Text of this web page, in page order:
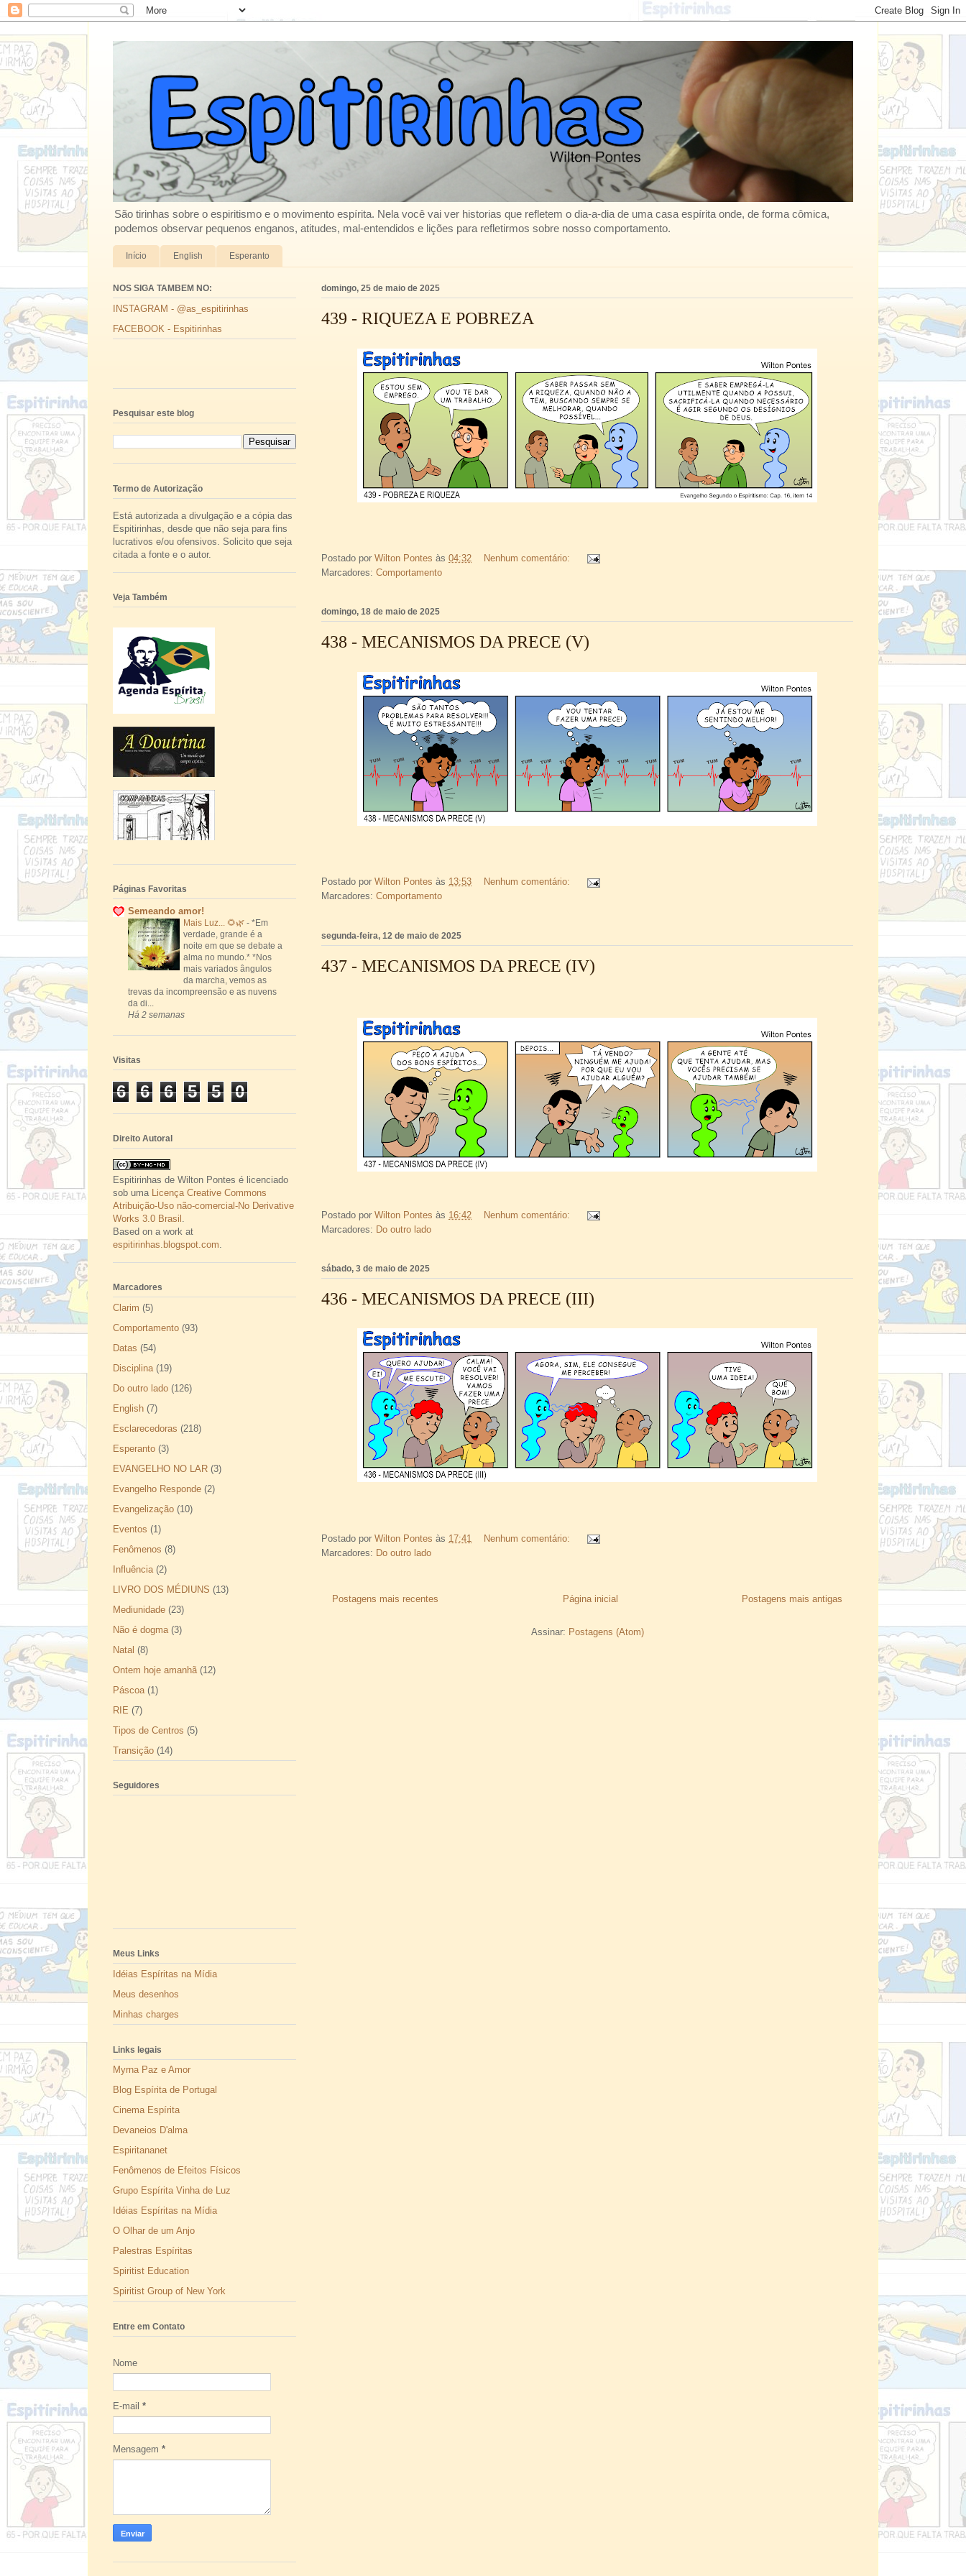
São tirinhas sobre o espiritismo e o movimento espírita. Nela você vai ver historias que refletem o dia-a-dia de uma casa espírita onde, de forma cômica,
podemos observar pequenos enganos, atitudes, mal-entendidos e lições para refletirmos sobre nosso comportamento.
Início English Esperanto
domingo, 25 de maio de 2025
439 - RIQUEZA E POBREZA
Postado por Wilton Pontes às 04:32
Nenhum comentário:
Marcadores: Comportamento
domingo, 18 de maio de 2025
438 - MECANISMOS DA PRECE (V)
Postado por Wilton Pontes às 13:53
Nenhum comentário:
Marcadores: Comportamento
segunda-feira, 12 de maio de 2025
437 - MECANISMOS DA PRECE (IV)
Postado por Wilton Pontes às 16:42
Nenhum comentário:
Marcadores: Do outro lado
sábado, 3 de maio de 2025
436 - MECANISMOS DA PRECE (III)
Postado por Wilton Pontes às 17:41
Nenhum comentário:
Marcadores: Do outro lado
Postagens mais recentes Postagens mais antigas
Página inicial
Assinar: Postagens (Atom)
NOS SIGA TAMBEM NO:
INSTAGRAM - @as_espitirinhas
FACEBOOK - Espitirinhas
Pesquisar este blog
Termo de Autorização
Está autorizada a divulgação e a cópia das
Espitirinhas, desde que não seja para fins
lucrativos e/ou ofensivos. Solicito que seja
citada a fonte e o autor.
Veja Também
Páginas Favoritas
Semeando amor!
Mais Luz... 🌻🌿 - *Em
verdade, grande é a
noite em que se debate a
alma no mundo.* *Nos
mais variados ângulos
da marcha, vemos as
trevas da incompreensão e as nuvens
da di...
Há 2 semanas
Visitas
6 6 6 5 5 0
Direito Autoral
Espitirinhas de Wilton Pontes é licenciado
sob uma
Licença Creative Commons
Atribuição-Uso não-comercial-No Derivative
Works 3.0 Brasil
Based on a work at
espitirinhas.blogspot.com
Marcadores
Clarim (5)
Comportamento (93)
Datas (54)
Disciplina (19)
Do outro lado (126)
English (7)
Esclarecedoras (218)
Esperanto (3)
EVANGELHO NO LAR (3)
Evangelho Responde (2)
Evangelização (10)
Eventos (1)
Fenômenos (8)
Influência (2)
LIVRO DOS MÉDIUNS (13)
Mediunidade (23)
Não é dogma (3)
Natal (8)
Ontem hoje amanhã (12)
Páscoa (1)
RIE (7)
Tipos de Centros (5)
Transição (14)
Seguidores
Meus Links
Idéias Espíritas na Mídia
Meus desenhos
Minhas charges
Links legais
Myrna Paz e Amor
Blog Espírita de Portugal
Cinema Espírita
Devaneios D'alma
Espiritananet
Fenômenos de Efeitos Físicos
Grupo Espírita Vinha de Luz
Idéias Espíritas na Mídia
O Olhar de um Anjo
Palestras Espíritas
Spiritist Education
Spiritist Group of New York
Entre em Contato
Nome
E-mail *
Mensagem *